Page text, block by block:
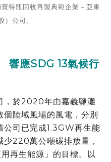
特瓶回收再製典範企業－亞東
）公司。
響應SDG 13氣候行
，於2020年由嘉義鹽灘
陸域風場的風電，分別
公司已完成1.3GW再生能
220萬公噸碳排放量，
再生能源」的目標。以